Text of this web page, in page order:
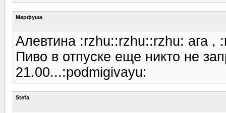
Марфуша
Алевтина :rzhu::rzhu::rzhu: ага ,
Пиво в отпуске еще никто не
21.00...:podmigivayu:
Stefa